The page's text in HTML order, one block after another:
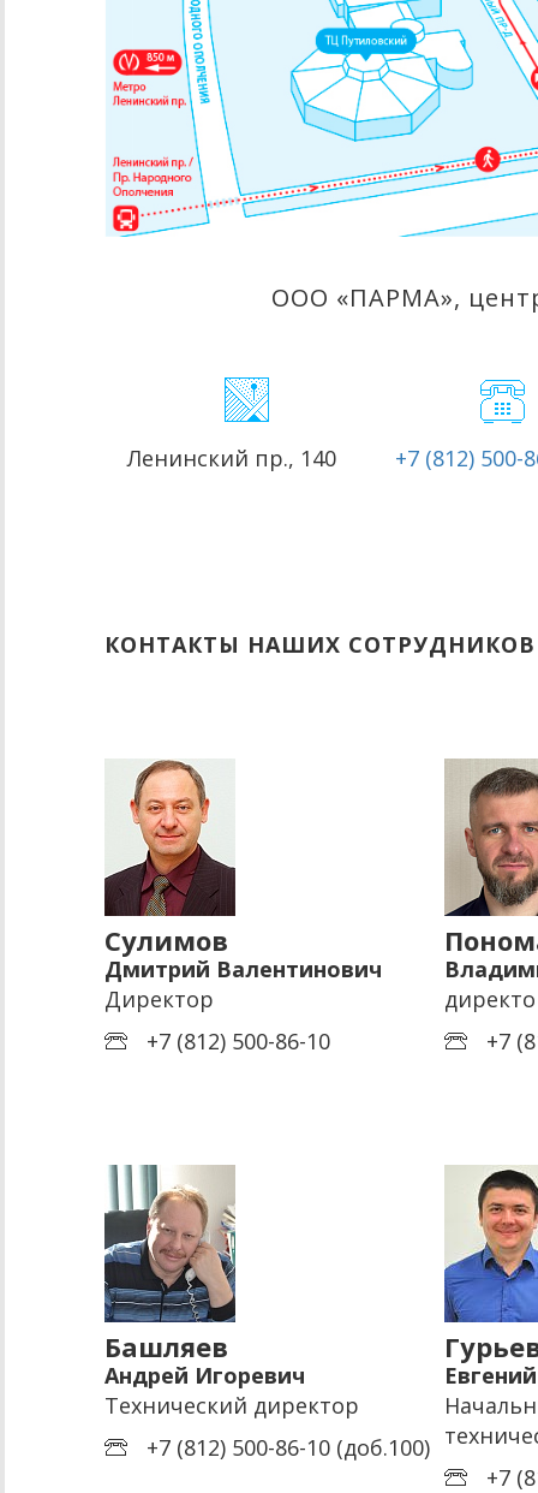
ООО «ПАРМА»,
Ленинский пр., 140 +7 (812) 500-
КОНТАКТЫ НАШИХ СОТРУДНИКОВ
Сулимов
Дмитрий Валентинович
Директор
+7 (812) 500-86-10
+7
Башляев
Андрей Игоревич
Технический директор
+7 (812) 500-86-10 (доб.100)
+7